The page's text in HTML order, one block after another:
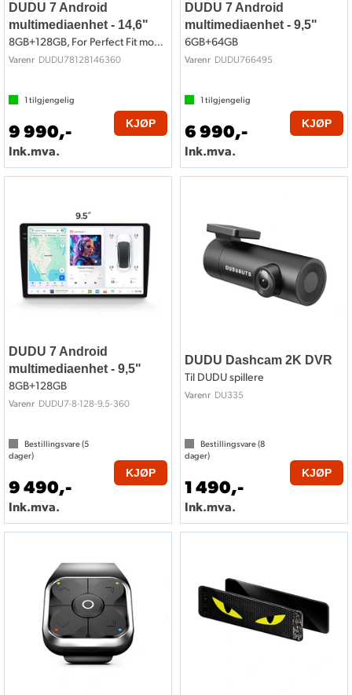
DUDU 7 Android
multimediaenhet - 14,6"
8GB+128GB, For Perfect Fit montering
Varenr DUDU78128146360
1 tilgjengelig
9 990,-
Ink.mva.
KJØP
DUDU 7 Android
multimediaenhet - 9,5"
6GB+64GB
Varenr DUDU766495
1 tilgjengelig
6 990,-
Ink.mva.
KJØP
DUDU 7 Android
multimediaenhet - 9,5"
8GB+128GB
Varenr DUDU7-8-128-9.5-360
Bestillingsvare (5
dager)
9 490,-
Ink.mva.
KJØP
DUDU Dashcam 2K DVR
Til DUDU spillere
Varenr DU335
Bestillingsvare (8
dager)
1 490,-
Ink.mva.
KJØP